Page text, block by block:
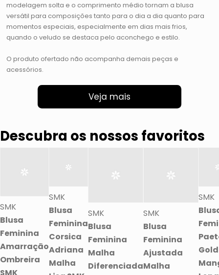
modelagem solta e o comprimento médio tornam a blusa
versátil para composições tanto para o dia a dia quanto para
momentos especiais, especialmente em dias mais frios,
quando o veludo se destaca pelo aconchego e estilo.
O produto ofertado não acompanha demais peças e
acessórios.
Veja mais
Descubra os nossos favoritos
SMK
Blusa
Feminina
Amarração
Ombreira
SMK
SMK
Blusa
Feminina
Corsica
Adriana
Malha
SMK
Blusa
Feminina
Malha
Diferenciada
SMK
Blusa
Feminina
Ajustada
Malha
SMK
Gold